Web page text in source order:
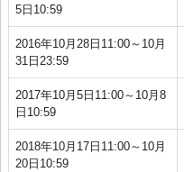
5日10:59
2016年10月28日11:00～10月
31日23:59
2017年10月5日11:00～10月8
日10:59
2018年10月17日11:00～10月
20日10:59